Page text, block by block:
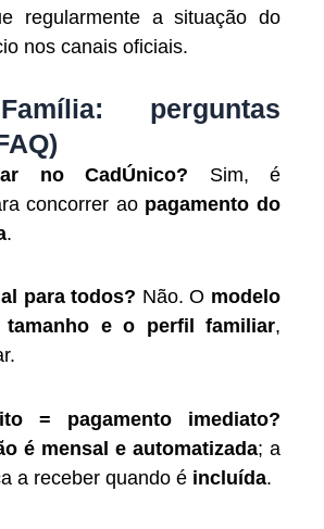
regularmente a situação do
nos canais oficiais.
perguntas
no CadÚnico? Sim, é
concorrer ao pagamento do
.
para todos? Não. O modelo
tamanho e o perfil familiar,
= pagamento imediato?
é mensal e automatizada; a
a receber quando é incluída.